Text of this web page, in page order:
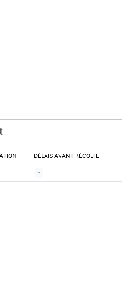
DÉLAIS AVANT RÉCOLTE
-